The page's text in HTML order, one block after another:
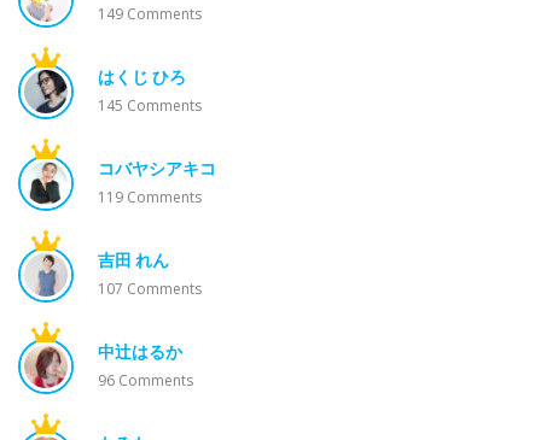
149 Comments
はくじ ひろ
145 Comments
コバヤシアキコ
119 Comments
吉田 れん
107 Comments
中辻はるか
96 Comments